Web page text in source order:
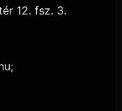
12. fsz. 3.